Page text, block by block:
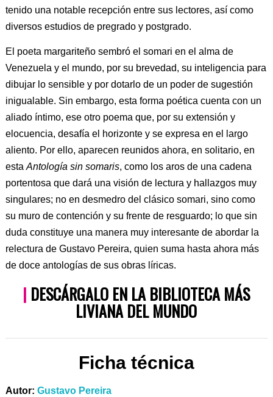
tenido una notable recepción entre sus lectores, así como
diversos estudios de pregrado y postgrado.
El poeta margariteño sembró el somari en el alma de
Venezuela y el mundo, por su brevedad, su inteligencia para
dibujar lo sensible y por dotarlo de un poder de sugestión
inigualable. Sin embargo, esta forma poética cuenta con un
aliado íntimo, ese otro poema que, por su extensión y
elocuencia, desafía el horizonte y se expresa en el largo
aliento. Por ello, aparecen reunidos ahora, en solitario, en
estaAntología sin somaris, como los aros de una cadena
portentosa que dará una visión de lectura y hallazgos muy
singulares; no en desmedro del clásico somari, sino como
su muro de contención y su frente de resguardo; lo que sin
duda constituye una manera muy interesante de abordar la
relectura de Gustavo Pereira, quien suma hasta ahora más
de doce antologías de sus obras líricas.
| DESCÁRGALO EN LA BIBLIOTECA MÁS
LIVIANA DEL MUNDO
Ficha técnica
Autor: Gustavo Pereira